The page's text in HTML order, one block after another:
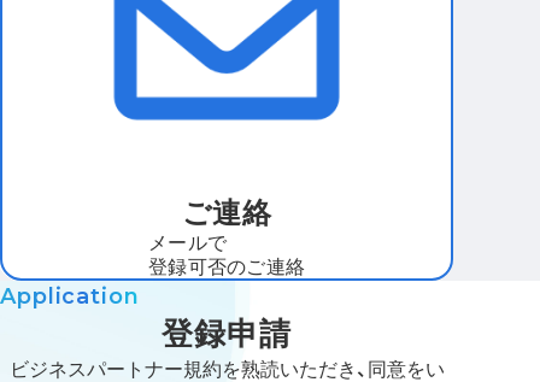
ご連絡
メールで
登録可否のご連絡
Application
登録申請
ビジネスパートナー規約を熟読いただき、同意をい